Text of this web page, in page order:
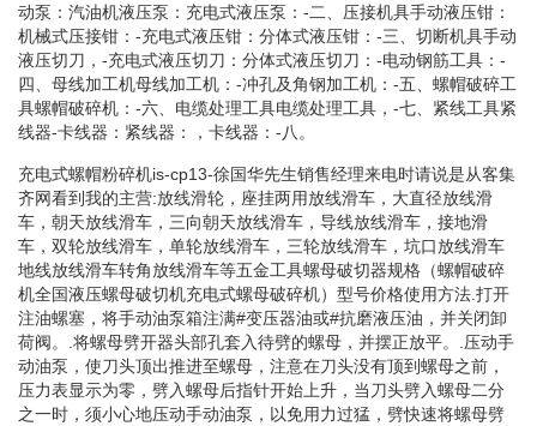
动泵：汽油机液压泵：充电式液压泵：-二、压接机具手动液压钳：
机械式压接钳：-充电式液压钳：分体式液压钳：-三、切断机具手动
液压切刀，-充电式液压切刀：分体式液压切刀：-电动钢筋工具：-
四、母线加工机母线加工机：-冲孔及角钢加工机：-五、螺帽破碎工
具螺帽破碎机：-六、电缆处理工具电缆处理工具，-七、紧线工具紧
线器-卡线器：紧线器：，卡线器：-八。
充电式螺帽粉碎机is-cp13-徐国华先生销售经理来电时请说是从客集
齐网看到我的主营:放线滑轮，座挂两用放线滑车，大直径放线滑
车，朝天放线滑车，三向朝天放线滑车，导线放线滑车，接地滑
车，双轮放线滑车，单轮放线滑车，三轮放线滑车，坑口放线滑车
地线放线滑车转角放线滑车等五金工具螺母破切器规格（螺帽破碎
机全国液压螺母破切机充电式螺母破碎机）型号价格使用方法.打开
注油螺塞，将手动油泵箱注满#变压器油或#抗磨液压油，并关闭卸
荷阀。.将螺母劈开器头部孔套入待劈的螺母，并摆正放平。.压动手
动油泵，使刀头顶出推进至螺母，注意在刀头没有顶到螺母之前，
压力表显示为零，劈入螺母后指针开始上升，当刀头劈入螺母二分
之一时，须小心地压动手动油泵，以免用力过猛，劈快速将螺母劈